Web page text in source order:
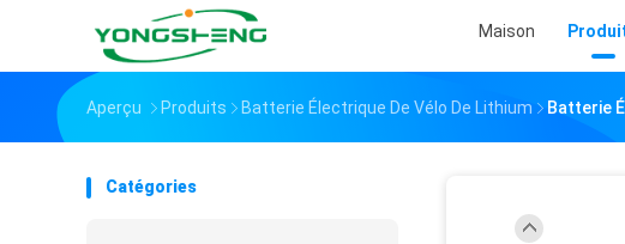
Maison
Aperçu Produits Batterie Électrique De Vélo De Lithium Batterie
Catégories